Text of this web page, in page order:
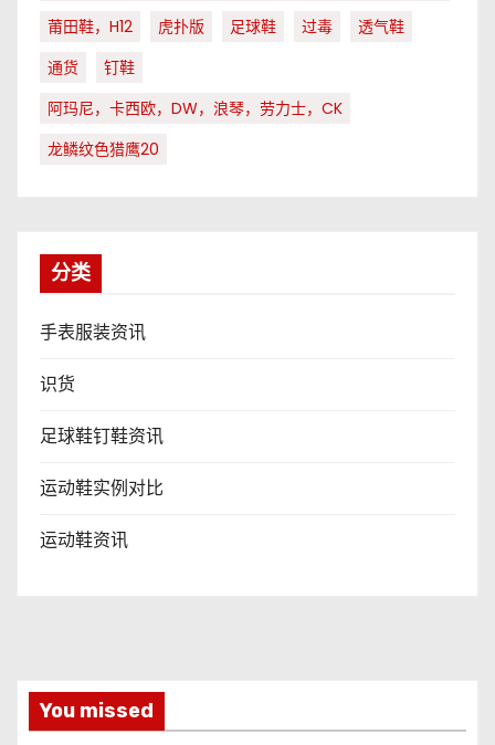
莆田鞋，H12
虎扑版 足球鞋 过毒
透气鞋
通货
钉鞋
阿玛尼，卡西欧，DW，浪琴，劳力士，CK
龙鳞纹色猎鹰20
分类
手表服装资讯
识货
足球鞋钉鞋资讯
运动鞋实例对比
运动鞋资讯
You missed